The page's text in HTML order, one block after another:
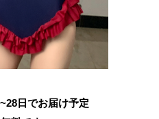
日でお届け予定